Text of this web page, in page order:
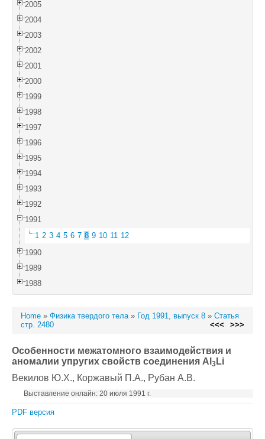
2005
2004
2003
2002
2001
2000
1999
1998
1997
1996
1995
1994
1993
1992
1991
1 2 3 4 5 6 7 8 9 10 11 12
1990
1989
1988
Home » Физика твердого тела» Год 1991, выпуск 8 » Статья
стр. 2480
<<< >>>
Особенности межатомного взаимодействия и
аномалии упругих свойств соединения Al 3 Li
Векилов Ю.X., Коржавый П.А., Рубан А.В.
Выставление онлайн: 20 июля 1991 г.
PDF версия